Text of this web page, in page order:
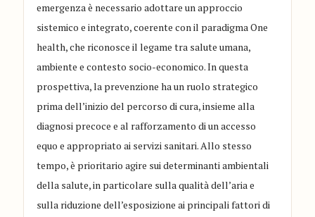
emergenza è necessario adottare un approccio
sistemico e integrato, coerente con il paradigma One
health, che riconosce il legame tra salute umana,
ambiente e contesto socio-economico. In questa
prospettiva, la prevenzione ha un ruolo strategico
prima dell’inizio del percorso di cura, insieme alla
diagnosi precoce e al rafforzamento di un accesso
equo e appropriato ai servizi sanitari. Allo stesso
tempo, è prioritario agire sui determinanti ambientali
della salute, in particolare sulla qualità dell’aria e
sulla riduzione dell’esposizione ai principali fattori di